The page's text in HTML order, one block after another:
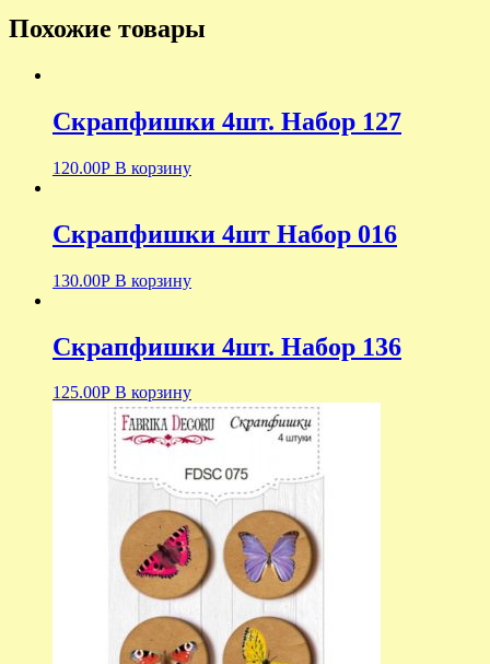
Похожие товары
Скрапфишки 4шт. Набор 127
120.00Р В корзину
Скрапфишки 4шт Набор 016
130.00Р В корзину
Скрапфишки 4шт. Набор 136
125.00Р В корзину